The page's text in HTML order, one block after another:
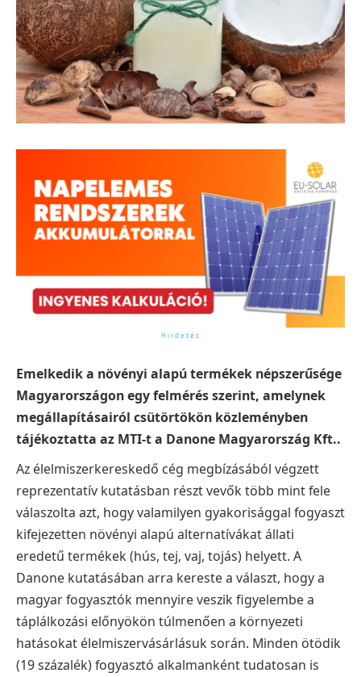
Emelkedik a növényi alapú termékek népszerűsége
Magyarországon egy felmérés szerint, amelynek
megállapításairól csütörtökön közleményben
tájékoztatta az MTI-t a Danone Magyarország Kft..
Az élelmiszerkereskedő cég megbízásából végzett
reprezentatív kutatásban részt vevők több mint fele
válaszolta azt, hogy valamilyen gyakorisággal fogyaszt
kifejezetten növényi alapú alternatívákat állati
eredetű termékek (hús, tej, vaj, tojás) helyett. A
Danone kutatásában arra kereste a választ, hogy a
magyar fogyasztók mennyire veszik figyelembe a
táplálkozási előnyökön túlmenően a környezeti
hatásokat élelmiszervásárlásuk során. Minden ötödik
(19 százalék) fogyasztó alkalmanként tudatosan is